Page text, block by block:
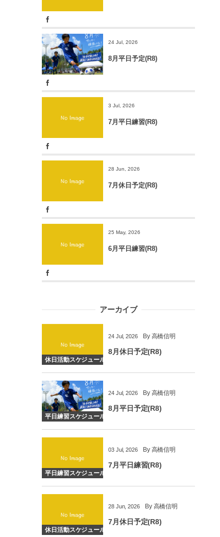
24 Jul, 2026
8月平日予定(R8)
3 Jul, 2026
7月平日練習(R8)
28 Jun, 2026
7月休日予定(R8)
25 May, 2026
6月平日練習(R8)
アーカイブ
休日活動スケジュール
24 Jul,2026 By 高橋信明
8月休日予定(R8)
平日練習スケジュール
24 Jul,2026 By 高橋信明
8月平日予定(R8)
平日練習スケジュール
03 Jul,2026 By 高橋信明
7月平日練習(R8)
休日活動スケジュール
28 Jun,2026 By 高橋信明
7月休日予定(R8)